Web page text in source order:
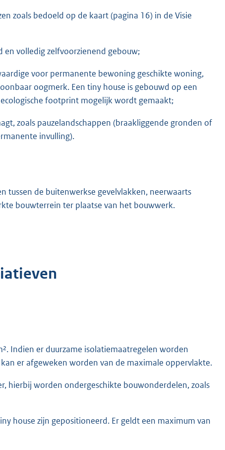
zoals bedoeld op de kaart (pagina 16) in de Visie
en volledig zelfvoorzienend gebouw;
voor permanente bewoning geschikte woning,
oogmerk. Een tiny house is gebouwd op een
footprint mogelijk wordt gemaakt;
zoals pauzelandschappen (braakliggende gronden of
invulling).
tussen de buitenwerkse gevelvlakken, neerwaarts
bouwterrein ter plaatse van het bouwwerk.
Indien er duurzame isolatiemaatregelen worden
er afgeweken worden van de maximale oppervlakte.
hierbij worden ondergeschikte bouwonderdelen, zoals
house zijn gepositioneerd. Er geldt een maximum van